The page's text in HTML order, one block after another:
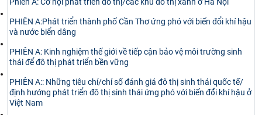
PHIÊN A:Phát triển thành phố Cần Thơ ứng phó với biến đổi khí hậu
và nước biển dâng
PHIÊN A: Kinh nghiệm thế giới về tiếp cận bảo vệ môi trường sinh
thái để đô thị phát triển bền vững
PHIÊN A:: Những tiêu chí/chỉ số đánh giá đô thị sinh thái quốc tế/
định hướng phát triển đô thị sinh thái ứng phó với biến đổ̉i khí hậu ở
Việt Nam